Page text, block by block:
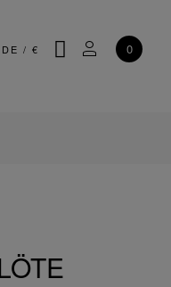
DE / € SUCHEMEIN
0